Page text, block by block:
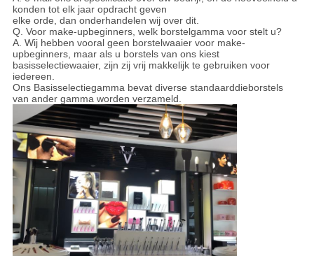
konden tot elk jaar opdracht geven
elke orde, dan onderhandelen wij over dit.
Q. Voor make-upbeginners, welk borstelgamma voor stelt u?
A. Wij hebben vooral geen borstelwaaier voor make-
upbeginners, maar als u borstels van ons kiest
basisselectiewaaier, zijn zij vrij makkelijk te gebruiken voor
iedereen.
Ons Basisselectiegamma bevat diverse standaarddieborstels
van ander gamma worden verzameld.